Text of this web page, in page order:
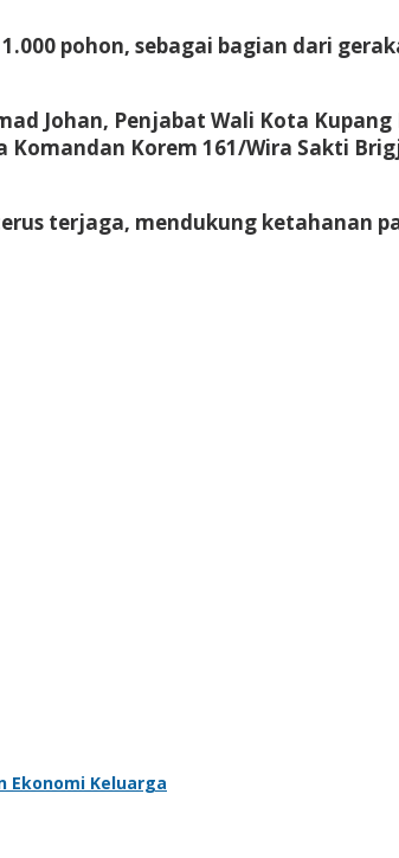
pohon, sebagai bagian dari
Johan, Penjabat Wali Kota Kupang
Korem 161/Wira Sakti
terjaga, mendukung ketahanan
Ekonomi Keluarga